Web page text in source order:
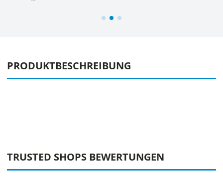
PRODUKTBESCHREIBUNG
TRUSTED SHOPS BEWERTUNGEN